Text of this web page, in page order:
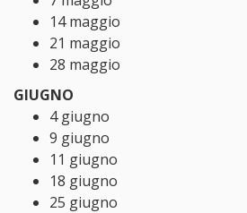
14 maggio
21 maggio
28 maggio
GIUGNO
4 giugno
9 giugno
11 giugno
18 giugno
25 giugno